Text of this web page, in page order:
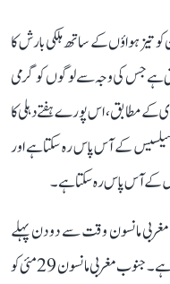
کے مطابق دہلی میں کل یعنی 2 جون کو تیز ہواؤں کے ساتھ ہلکی بارش کا
ہے جس کی وجہ سے لوگوں کو گرمی
کے مطابق، اس پورے ہفتے دہلی کا
درجہ حرارت 43 سے 44 ڈگری سیلسیس کے آس پاس رہ سکتا ہے اور
مانسون وقت سے دو دن پہلے
یعنی 15 جون تک مدھیہ پردیش میں پہنچنے کا امکان ہے۔ جنوب مغربی مانسون 29 مئی کو